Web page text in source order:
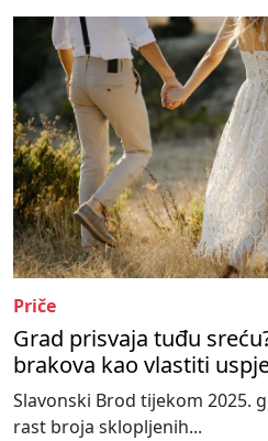
Priče
Grad prisvaja tuđu
brakova kao vlastiti
Slavonski Brod tijekom 2025.
rast broja sklopljenih...